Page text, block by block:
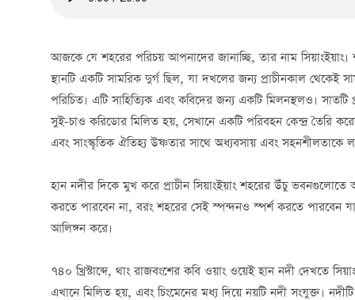
আজকে যে শহরের পরিচয় আপনাদের জানাচ্ছি, তার নাম সিয়াংইয়াং।
স্থানটি একটি সামরিক দুর্গ ছিল, যা দখলের জন্য প্রাচীনকাল
পরিচিত। এটি সাহিত্যিক এবং কবিদের জন্য একটি মিলনস্থলও। সাতটি
সুই-চাও করিডোর মিলিত হয়, সেখানে একটি পরিবহন কেন্দ্র তৈরি
এবং সাংস্কৃতিক ঐতিহ্য উষ্ণতার সাথে অধ্যবসায় এবং সহনশীলতাকে
হান নদীর দিকে মুখ করে প্রাচীন সিয়াংইয়াং শহরের উঁচু
করতে পারবেন না, বরং শহরের সেই স্পন্দনও স্পর্শ করতে পারবেন
আলিঙ্গন করে।
৭৪০ খ্রিস্টাব্দে, থাং রাজবংশের কবি ওয়াং ওয়েই হান নদী দেখতে
এখানে মিলিত হয়, এবং চিংমেনের মধ্য দিয়ে নয়টি নদী সংযুক্ত।